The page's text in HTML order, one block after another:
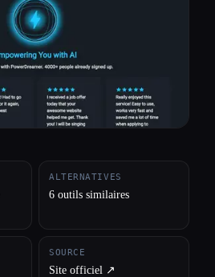
ALTERNATIVES
6 outils similaires
SOURCE
Site officiel ↗︎